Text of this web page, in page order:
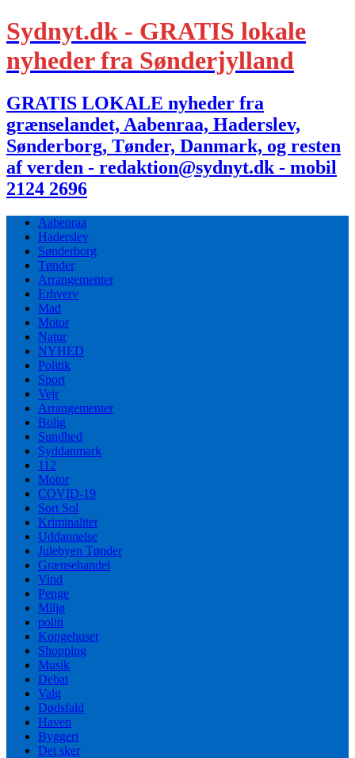
Sydnyt.dk - GRATIS lokale
nyheder fra Sønderjylland
GRATIS LOKALE nyheder fra
grænselandet, Aabenraa, Haderslev,
Sønderborg, Tønder, Danmark, og resten
af verden - redaktion@sydnyt.dk - mobil
2124 2696
Aabenraa
Haderslev
Sønderborg
Tønder
Arrangementer
Erhverv
Mad
Motor
Natur
NYHED
Politik
Sport
Vejr
Arrangementer
Bolig
Sundhed
Syddanmark
112
Motor
COVID-19
Sort Sol
Kriminalitet
Uddannelse
Julebyen Tønder
Grænsehandel
Vind
Penge
Miljø
politi
Kongehuset
Shopping
Musik
Debat
Valg
Dødsfald
Haven
Byggeri
Det sker